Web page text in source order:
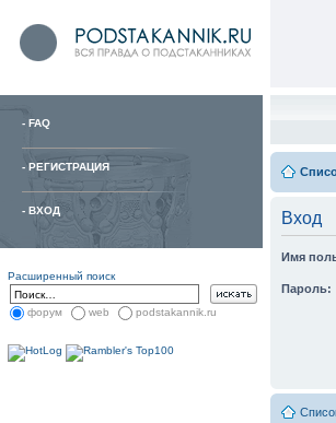
- FAQ
- РЕГИСТРАЦИЯ
- ВХОД
Расширенный поиск
форум web podstakannik.ru
Вход
Имя
Пароль: